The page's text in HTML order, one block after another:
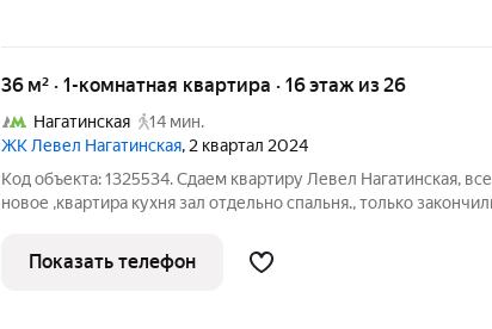
36 м² · 1-комнатная квартира · 16 этаж из 26
Нагатинская
14 мин.
ЖК Левел Нагатинская, 2 квартал 2024
Код объекта: 1325534. Сдаем квартиру Левел Нагатинская, все
новое ,квартира кухня зал отдельно спальня., только
все , заезжай живи . Кондиционер, посудомоечная машина,
телевизор,
Показать телефон